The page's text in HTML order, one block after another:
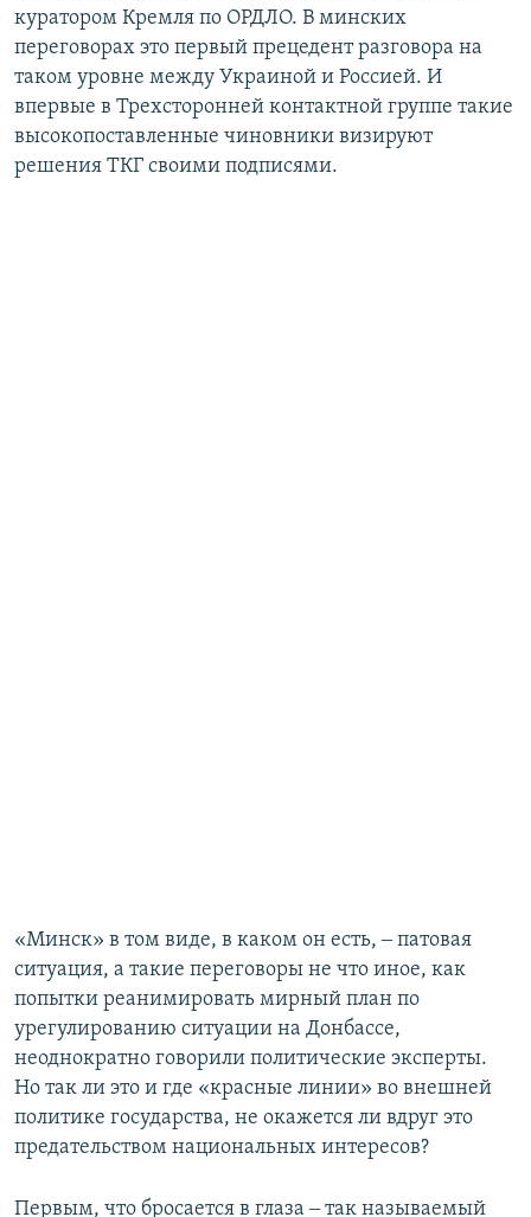
куратором Кремля по ОРДЛО. В минских
переговорах это первый прецедент разговора на
таком уровне между Украиной и Россией. И
впервые в Трехсторонней контактной группе такие
высокопоставленные чиновники визируют
решения ТКГ своими подписями.
«Минск» в том виде, в каком он есть, ‒ патовая
ситуация, а такие переговоры не что иное, как
попытки реанимировать мирный план по
урегулированию ситуации на Донбассе,
неоднократно говорили политические эксперты.
Но так ли это и где «красные линии» во внешней
политике государства, не окажется ли вдруг это
предательством национальных интересов?
Первым, что бросается в глаза ‒ так называемый